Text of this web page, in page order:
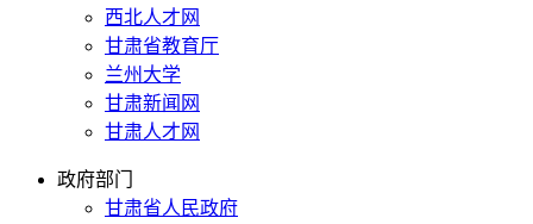
西北人才网
甘肃省教育厅
兰州大学
甘肃新闻网
甘肃人才网
政府部门
甘肃省人民政府